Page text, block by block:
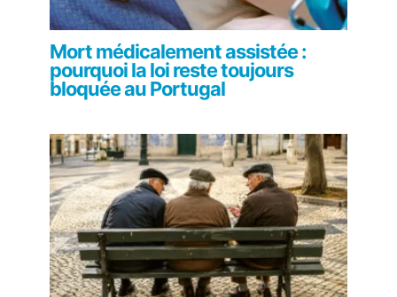
Mort médicalement assistée :
pourquoi la loi reste toujours
bloquée au Portugal